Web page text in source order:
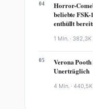
04
Horror-
beliebte FSK-
enthüllt
1 Min. · 382,3K
05
Verona
Unerträglich
4 Min. ·440,5K